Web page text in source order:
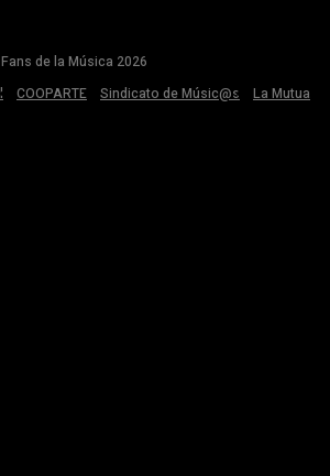
de la Música 2026
COOPARTE Sindicato de Músic@s La Mutua